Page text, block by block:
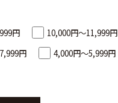
円
10,000円～11,999円
円
4,000円～5,999円